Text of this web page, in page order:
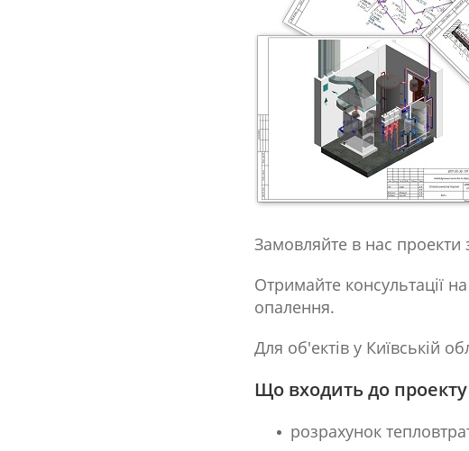
Замовляйте в нас проекти
Отримайте консультації
опалення.
Для об'ектів у Київській
Що входить до
розрахунок